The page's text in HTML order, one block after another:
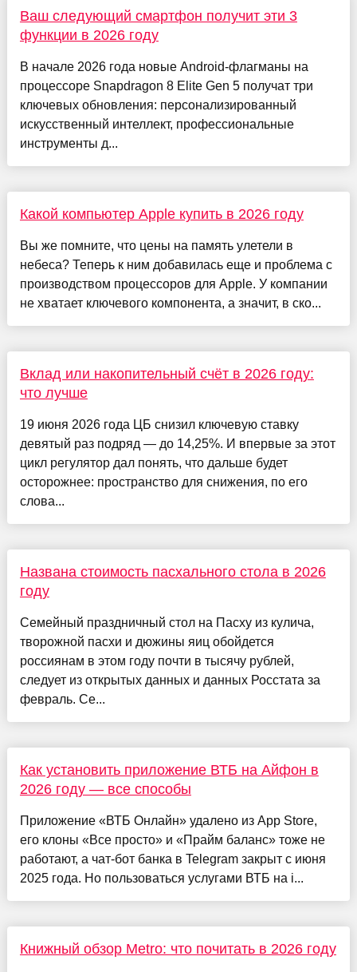
Ваш следующий смартфон получит эти 3
функции в 2026 году
В начале 2026 года новые Android-флагманы на
процессоре Snapdragon 8 Elite Gen 5 получат три
ключевых обновления: персонализированный
искусственный интеллект, профессиональные
инструменты д...
Какой компьютер Apple купить в 2026 году
Вы же помните, что цены на память улетели в
небеса? Теперь к ним добавилась еще и проблема с
производством процессоров для Apple. У компании
не хватает ключевого компонента, а значит, в ско...
Вклад или накопительный счёт в 2026 году:
что лучше
19 июня 2026 года ЦБ снизил ключевую ставку
девятый раз подряд — до 14,25%. И впервые за этот
цикл регулятор дал понять, что дальше будет
осторожнее: пространство для снижения, по его
слова...
Названа стоимость пасхального стола в 2026
году
Семейный праздничный стол на Пасху из кулича,
творожной пасхи и дюжины яиц обойдется
россиянам в этом году почти в тысячу рублей,
следует из открытых данных и данных Росстата за
февраль. Се...
Как установить приложение ВТБ на Айфон в
2026 году — все способы
Приложение «ВТБ Онлайн» удалено из App Store,
его клоны «Все просто» и «Прайм баланс» тоже не
работают, а чат-бот банка в Telegram закрыт с июня
2025 года. Но пользоваться услугами ВТБ на i...
Книжный обзор Metro: что почитать в 2026 году